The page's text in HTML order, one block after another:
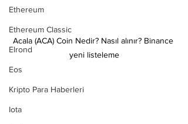
Ethereum
Ethereum Classic
Elrond
Eos
Kripto Para Haberleri
Iota
Acala (ACA) Coin Nedir? Nasıl alınır? Binance
yeni listeleme